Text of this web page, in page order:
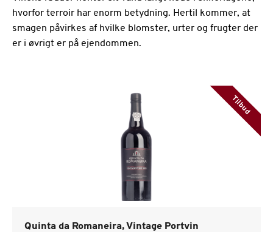
hvorfor terroir har enorm betydning. Hertil kommer, at
smagen påvirkes af hvilke blomster, urter og frugter der
er i øvrigt er på ejendommen.
Tilbud
Quinta da Romaneira, Vintage Portvin